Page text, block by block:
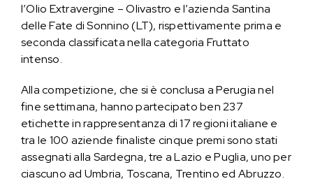
l’Olio Extravergine – Olivastro e l’azienda Santina
delle Fate di Sonnino (LT), rispettivamente prima e
seconda classificata nella categoria Fruttato
intenso.
Alla competizione, che si è conclusa a Perugia nel
fine settimana, hanno partecipato ben 237
etichette in rappresentanza di 17 regioni italiane e
tra le 100 aziende finaliste cinque premi sono stati
assegnati alla Sardegna, tre a Lazio e Puglia, uno per
ciascuno ad Umbria, Toscana, Trentino ed Abruzzo.